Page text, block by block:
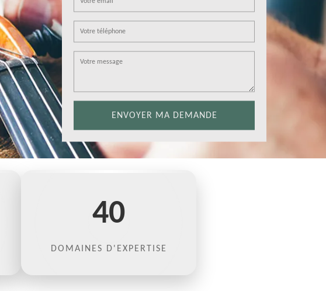
40
DOMAINES D'EXPERTISE